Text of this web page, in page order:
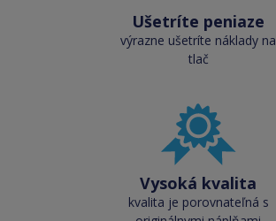
Ušetríte peniaze
výrazne ušetríte náklady na
tlač
Vysoká kvalita
kvalita je porovnateľná s